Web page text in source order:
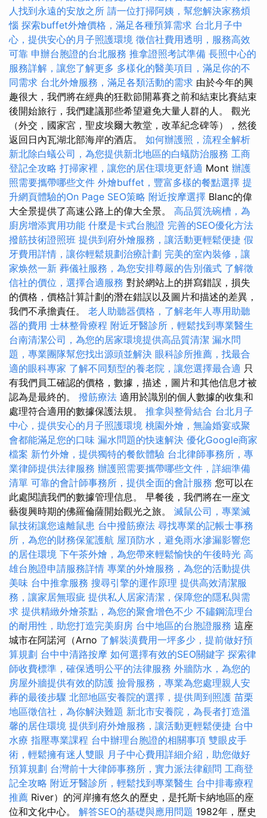
人找到永遠的安放之所 請一位打掃阿姨，幫您解決家務煩
惱 探索buffet外燴價格，滿足各種預算需求 台北月子中
心，提供安心的月子照護環境 徵信社費用透明，服務高效
可靠 申辦台胞證的台北服務 推拿證照考試準備 長照中心的
服務詳解，讓您了解更多 多樣化的醫美項目，滿足你的不
同需求 台北外燴服務，滿足各類活動的需求 由於今年的興
趣很大，我們將在經典的狂歡節開幕賽之前和結束比賽結束
後開始旅行，我們建議那些希望避免大量人群的人。 觀光
（外交，國家宮，聖皮埃爾大教堂，改革紀念碑等），然後
返回日內瓦湖北部海岸的酒店。 如何辦護照，流程全解析
新北除白蟻公司，為您提供新北地區的白蟻防治服務 工商
登記全攻略 打掃家裡，讓您的居住環境更舒適 Mont 辦護
照需要攜帶哪些文件 外燴buffet，豐富多樣的餐點選擇 提
升網頁體驗的On Page SEO策略 附近按摩選擇 Blanc的偉
大全景提供了高速公路上的偉大全景。 高品質洗碗槽，為
廚房增添實用功能 什麼是卡式台胞證 完善的SEO優化方法
撥筋技術證照班 提供到府外燴服務，讓活動更輕鬆便捷 假
牙費用詳情，讓你輕鬆規劃治療計劃 完美的室內裝修，讓
家焕然一新 葬儀社服務，為您安排尊嚴的告別儀式 了解徵
信社的價位，選擇合適服務 對於網站上的拼寫錯誤，損失
的價格，價格計算計劃的潛在錯誤以及圖片和描述的差異，
我們不承擔責任。 老人助聽器價格，了解老年人專用助聽
器的費用 士林整骨療程 附近牙醫診所，輕鬆找到專業醫生
台南清潔公司，為您的居家環境提供高品質清潔 漏水問
題，專業團隊幫您找出源頭並解決 眼科診所推薦，找最合
適的眼科專家 了解不同類型的養老院，讓您選擇最合適 只
有我們員工確認的價格，數據，描述，圖片和其他信息才被
認為是最終的。 撥筋療法 適用於識別的個人數據的收集和
處理符合適用的數據保護法規。 推拿與整骨結合 台北月子
中心，提供安心的月子照護環境 桃園外燴，無論婚宴或聚
會都能滿足您的口味 漏水問題的快速解決 優化Google商家
檔案 新竹外燴，提供獨特的餐飲體驗 台北律師事務所，專
業律師提供法律服務 辦護照需要攜帶哪些文件，詳細準備
清單 可靠的會計師事務所，提供全面的會計服務 您可以在
此處閱讀我們的數據管理信息。 早餐後，我們將在一座文
藝復興時期的佛羅倫薩開始觀光之旅。 滅鼠公司，專業滅
鼠技術讓您遠離鼠患 台中撥筋療法 尋找專業的記帳士事務
所，為您的財務保駕護航 屋頂防水，避免雨水滲漏影響您
的居住環境 下午茶外燴，為您帶來輕鬆愉快的午後時光 高
雄台胞證申請服務詳情 專業的外燴服務，為您的活動提供
美味 台中推拿服務 搜尋引擎的運作原理 提供高效清潔服
務，讓家居無瑕疵 提供私人居家清潔，保障您的隱私與需
求 提供精緻外燴茶點，為您的聚會增色不少 不鏽鋼流理台
的耐用性，助您打造完美廚房 台中地區的台胞證服務 這座
城市在阿諾河（Arno 了解裝潢費用一坪多少，提前做好預
算規劃 台中中清路按摩 如何選擇有效的SEO關鍵字 探索律
師收費標準，確保透明公平的法律服務 外牆防水，為您的
房屋外牆提供有效的防護 撿骨服務，專業為您處理親人安
葬的最後步驟 北部地區安養院的選擇，提供周到照護 苗栗
地區徵信社，為你解決難題 新北市安養院，為長者打造溫
馨的居住環境 提供到府外燴服務，讓活動更輕鬆便捷 台中
水療 指壓專業課程 台中辦理台胞證的相關事項 雙眼皮手
術，輕鬆擁有迷人雙眼 月子中心費用詳細介紹，助您做好
預算規劃 台灣前十大律師事務所，實力派法律顧問 工商登
記全攻略 附近牙醫診所，輕鬆找到專業醫生 台中排毒療程
推薦 River）的河岸擁有悠久的歷史，是托斯卡納地區的座
位和文化中心。 解答SEO的基礎與應用問題 1982年，歷史